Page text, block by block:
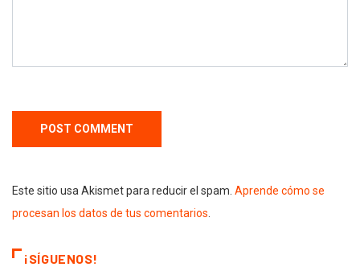
Este sitio usa Akismet para reducir el spam. Aprende cómo se
procesan los datos de tus comentarios
¡SÍGUENOS!